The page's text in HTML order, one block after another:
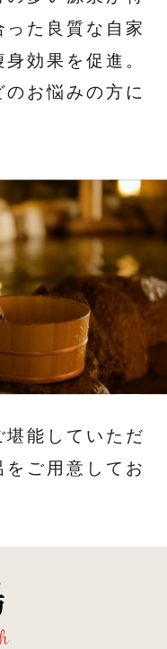
た良質な自家
効果を促進。
お悩みの方に
能していただ
をご用意してお